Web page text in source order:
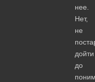
нее.
Нет,
не
дойти
до